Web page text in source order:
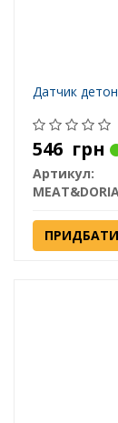
Датчик
546 грн
Артикул:
MEAT&DORIA
ПРИДБАТИ